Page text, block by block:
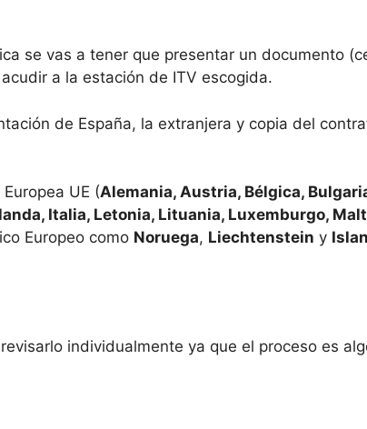
se vas a tener que presentar un documento
a la estación de ITV escogida.
de España, la extranjera y copia del
UE (Alemania, Austria, Bélgica,
Italia, Letonia, Lituania, Luxemburgo,
Europeo como Noruega, Liechtenstein y
individualmente ya que el proceso es